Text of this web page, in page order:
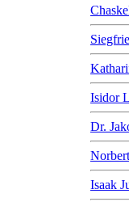
Isidor
Dr.
Isaak